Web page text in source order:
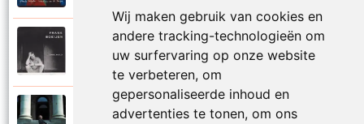
Wij maken gebruik van cookies en
andere tracking-technologieën om
uw surfervaring op onze website
te verbeteren, om
gepersonaliseerde inhoud en
advertenties te tonen, om ons
Frank Boeijen
Onschuld
Frank Boeijen